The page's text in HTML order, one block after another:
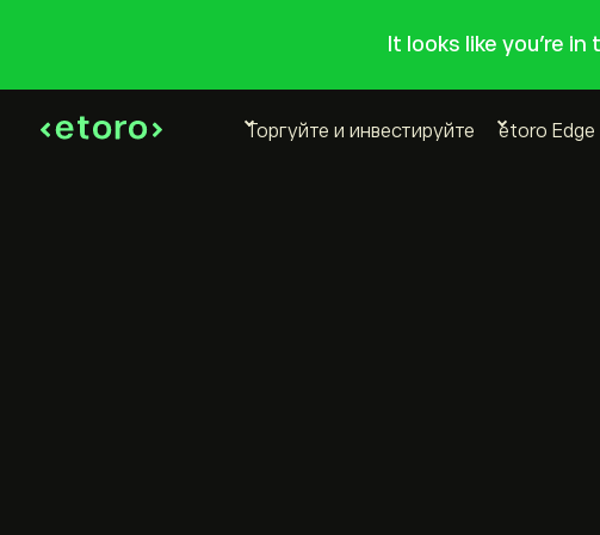
It looks like you're
Торгуйте и инвестируйте etoro Edge